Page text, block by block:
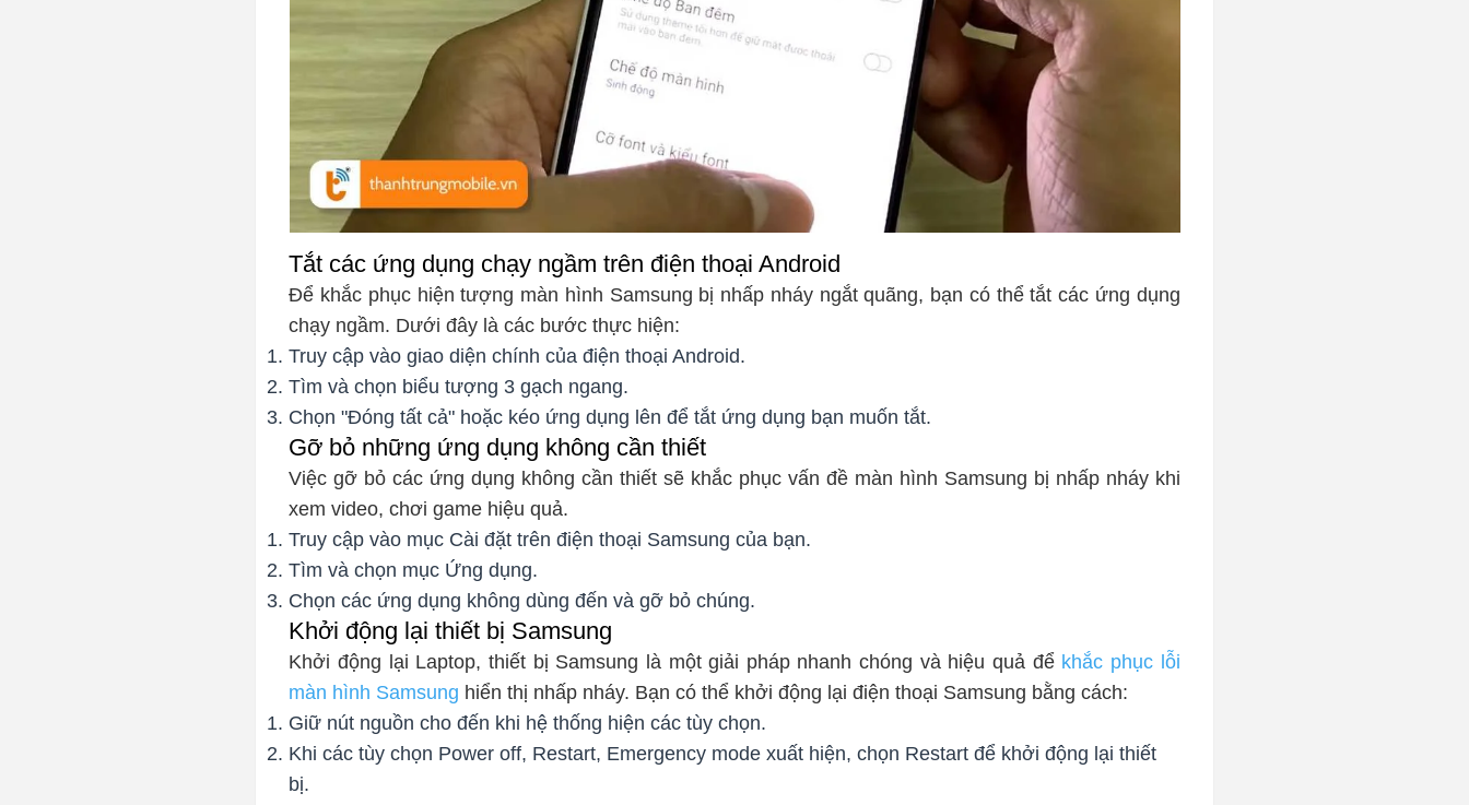
Tắt các ứng dụng chạy ngầm trên điện thoại Android
Để khắc phục hiện tượng màn hình Samsung bị nhấp nháy ngắt quãng, bạn có thể tắt các ứng dụng
chạy ngầm. Dưới đây là các bước thực hiện:
Truy cập vào giao diện chính của điện thoại Android.
Tìm và chọn biểu tượng 3 gạch ngang.
Chọn "Đóng tất cả" hoặc kéo ứng dụng lên để tắt ứng dụng bạn muốn tắt.
Gỡ bỏ những ứng dụng không cần thiết
Việc gỡ bỏ các ứng dụng không cần thiết sẽ khắc phục vấn đề màn hình Samsung bị nhấp nháy khi
xem video, chơi game hiệu quả.
Truy cập vào mục Cài đặt trên điện thoại Samsung của bạn.
Tìm và chọn mục Ứng dụng.
Chọn các ứng dụng không dùng đến và gỡ bỏ chúng.
Khởi động lại thiết bị Samsung
Khởi động lại Laptop, thiết bị Samsung là một giải pháp nhanh chóng và hiệu quả để khắc phục lỗi
màn hình Samsung hiển thị nhấp nháy. Bạn có thể khởi động lại điện thoại Samsung bằng cách:
Giữ nút nguồn cho đến khi hệ thống hiện các tùy chọn.
Khi các tùy chọn Power off, Restart, Emergency mode xuất hiện, chọn Restart để khởi động lại thiết
bị.